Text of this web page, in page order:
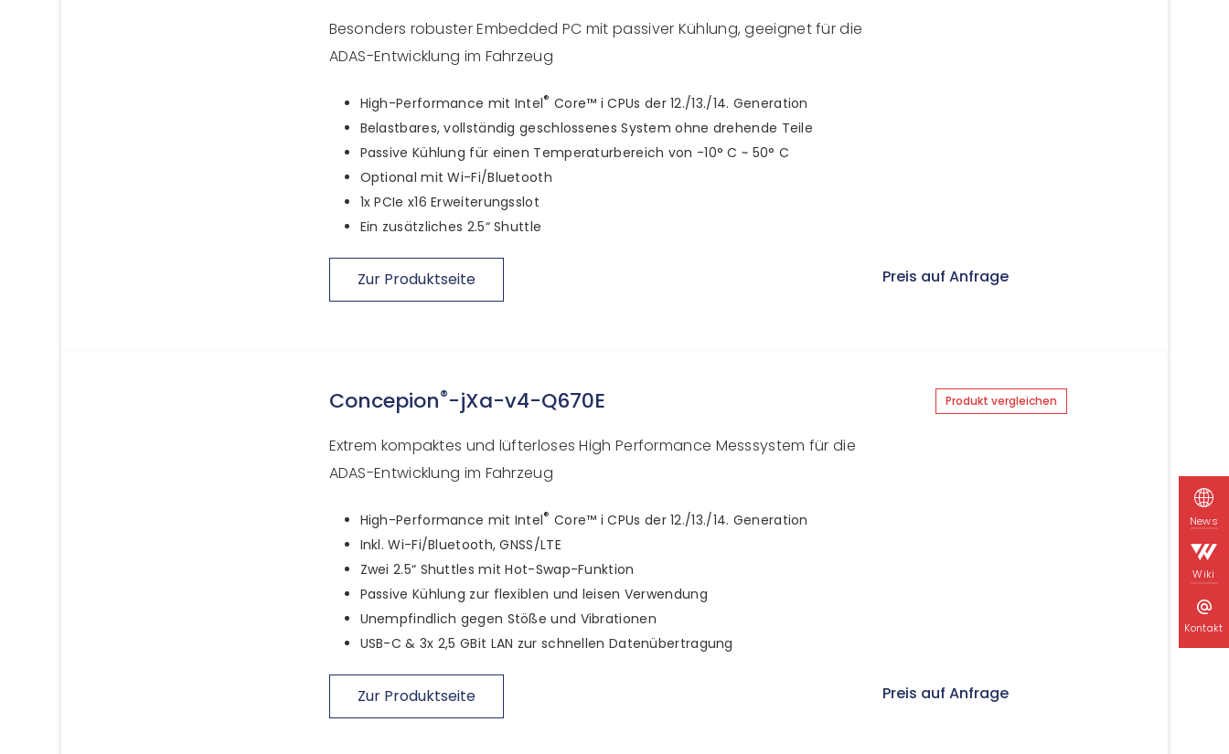
News
Wiki
Kontakt
Besonders robuster Embedded PC mit passiver Kühlung, geeignet für die
ADAS-Entwicklung im Fahrzeug
High-Performance mit Intel® Core™ i CPUs der 12./13./14. Generation
Belastbares, vollständig geschlossenes System ohne drehende Teile
Passive Kühlung für einen Temperaturbereich von -10° C ~ 50° C
Optional mit Wi-Fi/Bluetooth
1x PCIe x16 Erweiterungsslot
Ein zusätzliches 2.5“ Shuttle
Zur Produktseite Preis auf Anfrage
Concepion®-jXa-v4-Q670E
Extrem kompaktes und lüfterloses High Performance Messsystem für die
ADAS-Entwicklung im Fahrzeug
High-Performance mit Intel® Core™ i CPUs der 12./13./14. Generation
Inkl. Wi-Fi/Bluetooth, GNSS/LTE
Zwei 2.5“ Shuttles mit Hot-Swap-Funktion
Passive Kühlung zur flexiblen und leisen Verwendung
Unempfindlich gegen Stöße und Vibrationen
USB-C & 3x 2,5 GBit LAN zur schnellen Datenübertragung
Zur Produktseite
Produkt vergleichen
Preis auf Anfrage